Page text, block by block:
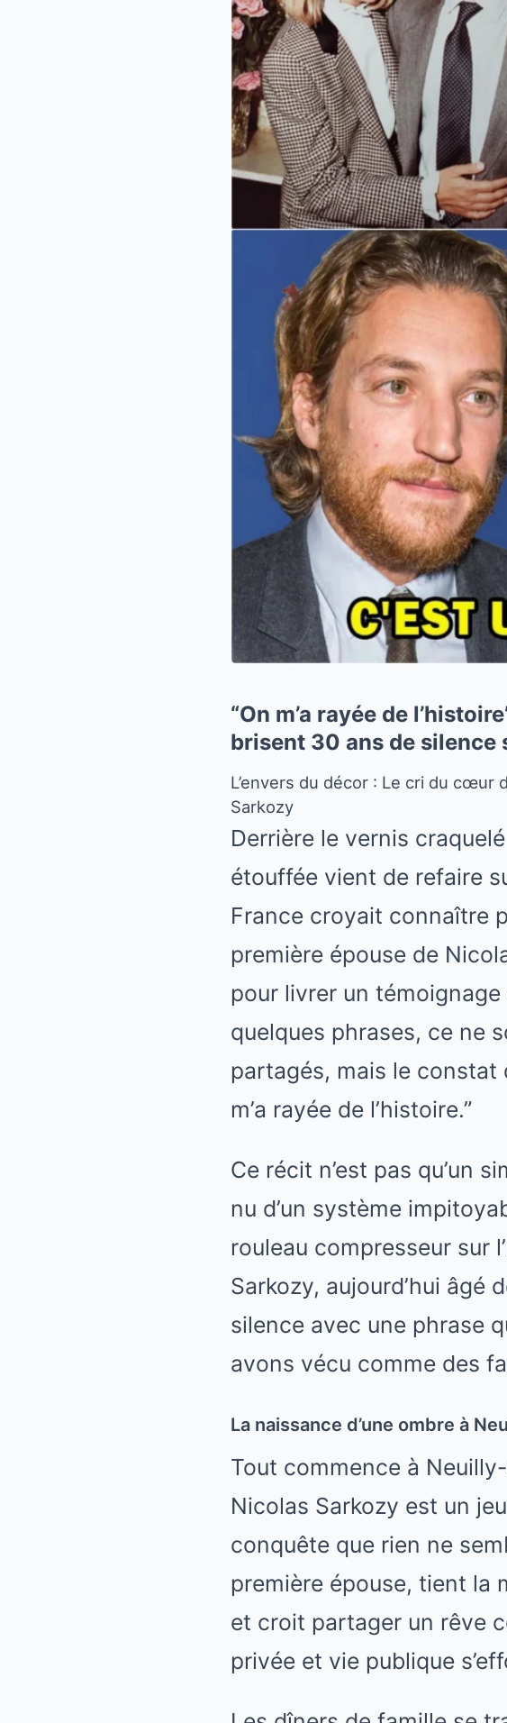
“On m’a rayée de
brisent 30 ans de silence
L’envers du décor : Le cri du cœur
Sarkozy
Derrière le vernis
étouffée vient de refaire
France croyait connaître
première épouse de
pour livrer un témoignage
quelques phrases, ce ne
partagés, mais le constat
m’a rayée de l’histoire.”
Ce récit n’est pas qu’un
nu d’un système
rouleau compresseur sur
Sarkozy, aujourd’hui âgé
silence avec une phrase
avons vécu comme des
La naissance d’une ombre à
Tout commence à
Nicolas Sarkozy est un
conquête que rien ne
première épouse, tient la
et croit partager un rêve
privée et vie publique